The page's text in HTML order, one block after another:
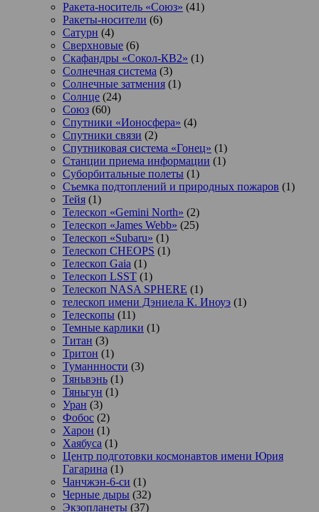
Ракета-носитель «Союз» (41)
Ракеты-носители (6)
Сатурн (4)
Сверхновые (6)
Скафандры «Сокол-КВ2» (1)
Солнечная система (3)
Солнечные затмения (1)
Солнце (24)
Союз (60)
Спутники «Ионосфера» (4)
Спутники связи (2)
Спутниковая система «Гонец» (1)
Станции приема информации (1)
Суборбитальные полеты (1)
Съемка подтоплений и природных пожаров (1)
Тейя (1)
Телескоп «Gemini North» (2)
Телескоп «James Webb» (25)
Телескоп «Subaru» (1)
Телескоп CHEOPS (1)
Телескоп Gaia (1)
Телескоп LSST (1)
Телескоп NASA SPHERE (1)
телескоп имени Дэниела К. Иноуэ (1)
Телескопы (11)
Темные карлики (1)
Титан (3)
Тритон (1)
Туманнности (3)
Тяньвэнь (1)
Тяньгун (1)
Уран (3)
Фобос (2)
Харон (1)
Хаябуса (1)
Центр подготовки космонавтов имени Юрия
Гагарина (1)
Чанчжэн-6-си (1)
Черные дыры (32)
Экзопланеты (37)